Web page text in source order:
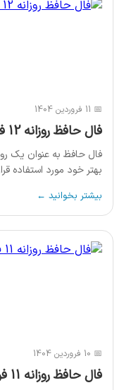
📅 11 فروردین 1404
فال حافظ روزانه 12 فروردین + تفسیر دقیق و کامل
فال حافظ به عنوان یک
بهتر خود مورد استفاده
بیشتر بخوانید ←
📅 10 فروردین 1404
فال حافظ روزانه 11 فروردین همراه با تفسیر کامل آن